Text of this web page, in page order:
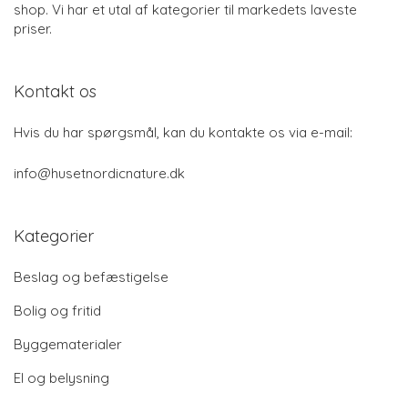
shop. Vi har et utal af kategorier til markedets laveste
priser.
Kontakt os
Hvis du har spørgsmål, kan du kontakte os via e-mail:
info@husetnordicnature.dk
Kategorier
Beslag og befæstigelse
Bolig og fritid
Byggematerialer
El og belysning